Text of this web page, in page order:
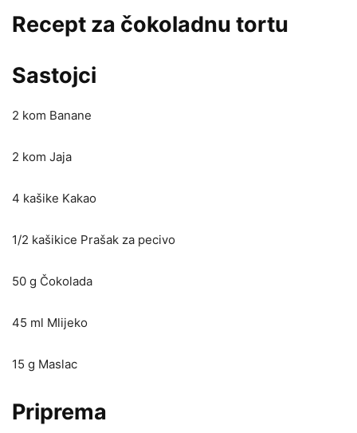
Recept za čokoladnu tortu
Sastojci
2 kom Banane
2 kom Jaja
4 kašike Kakao
1/2 kašikice Prašak za pecivo
50 g Čokolada
45 ml Mlijeko
15 g Maslac
Priprema